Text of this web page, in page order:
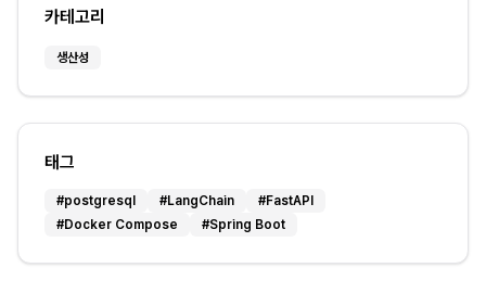
카테고리
생산성
태그
#postgresql #LangChain #FastAPI
#Docker Compose #Spring Boot